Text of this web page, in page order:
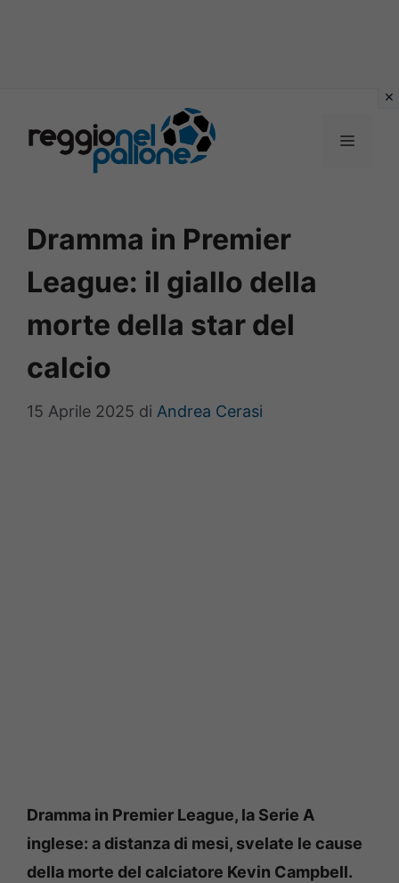
contenuto
MENU
Dramma in Premier
League: il giallo della
morte della star del
calcio
15 Aprile 2025 di Andrea Cerasi
Dramma in Premier League, la Serie A
inglese: a distanza di mesi, svelate le cause
della morte del calciatore Kevin Campbell.